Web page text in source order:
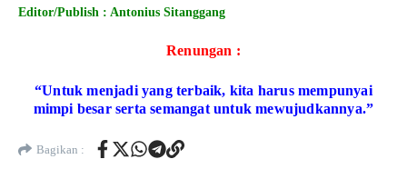
Editor/Publish : Antonius Sitanggang
Renungan :
“Untuk menjadi yang terbaik, kita harus mempunyai
mimpi besar serta semangat untuk mewujudkannya.”
Bagikan :